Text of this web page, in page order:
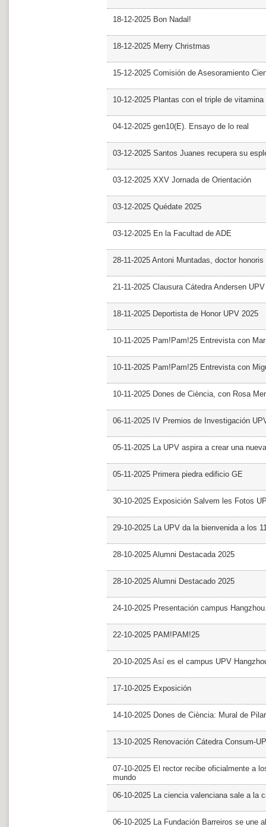
18-12-2025 Bon Nadal!
18-12-2025 Merry Christmas
15-12-2025 Comisión de Asesoramiento
10-12-2025 Plantas con el triple de vitamina
04-12-2025 gen10(E). Ensayo de lo real
03-12-2025 Santos Juanes recupera su
03-12-2025 XXV Jornada de Orientación
03-12-2025 Quédate 2025
03-12-2025 En la Facultad de ADE
28-11-2025 Antoni Muntadas, doctor
21-11-2025 Clausura Cátedra Andersen UPV
18-11-2025 Deportista de Honor UPV 2025
10-11-2025 Pam!Pam!25 Entrevista con
10-11-2025 Pam!Pam!25 Entrevista con
10-11-2025 Dones de Ciència, con Rosa
06-11-2025 IV Premios de Investigación
05-11-2025 La UPV aspira a crear una
05-11-2025 Primera piedra edificio GE
30-10-2025 Exposición Salvem les Fotos
29-10-2025 La UPV da la bienvenida a los
28-10-2025 Alumni Destacada 2025
28-10-2025 Alumni Destacado 2025
24-10-2025 Presentación campus
22-10-2025 PAM!PAM!25
20-10-2025 Así es el campus UPV
17-10-2025 Exposición
14-10-2025 Dones de Ciència: Mural de
13-10-2025 Renovación Cátedra Consum-
07-10-2025 El rector recibe oficialmente a
mundo
06-10-2025 La ciencia valenciana sale a la
06-10-2025 La Fundación Barreiros se une